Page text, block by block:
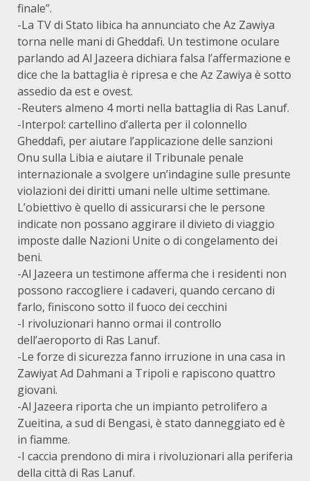
finale”.
-La TV di Stato libica ha annunciato che Az Zawiya
torna nelle mani di Gheddafi. Un testimone oculare
parlando ad Al Jazeera dichiara falsa l’affermazione e
dice che la battaglia è ripresa e che Az Zawiya è sotto
assedio da est e ovest.
-Reuters almeno 4 morti nella battaglia di Ras Lanuf.
-Interpol: cartellino d’allerta per il colonnello
Gheddafi, per aiutare l’applicazione delle sanzioni
Onu sulla Libia e aiutare il Tribunale penale
internazionale a svolgere un’indagine sulle presunte
violazioni dei diritti umani nelle ultime settimane.
L’obiettivo è quello di assicurarsi che le persone
indicate non possano aggirare il divieto di viaggio
imposte dalle Nazioni Unite o di congelamento dei
beni.
-Al Jazeera un testimone afferma che i residenti non
possono raccogliere i cadaveri, quando cercano di
farlo, finiscono sotto il fuoco dei cecchini
-I rivoluzionari hanno ormai il controllo
dell’aeroporto di Ras Lanuf.
-Le forze di sicurezza fanno irruzione in una casa in
Zawiyat Ad Dahmani a Tripoli e rapiscono quattro
giovani.
-Al Jazeera riporta che un impianto petrolifero a
Zueitina, a sud di Bengasi, è stato danneggiato ed è
in fiamme.
-I caccia prendono di mira i rivoluzionari alla periferia
della città di Ras Lanuf.